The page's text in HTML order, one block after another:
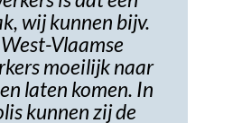
wij kunnen bijv.
Vlaamse
moeilijk naar
laten komen. In
kunnen zij de